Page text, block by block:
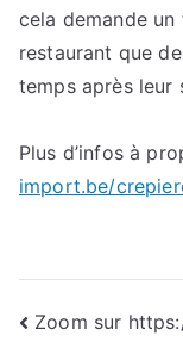
cela demande
restaurant que
temps après leur
Plus d’infos à
import.be/
Zoom sur